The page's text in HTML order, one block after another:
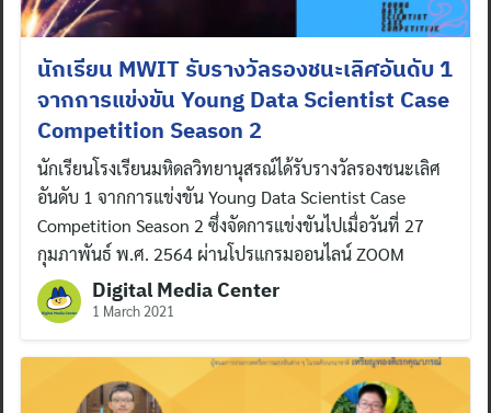
นักเรียน MWIT รับรางวัลรองชนะเลิศอันดับ 1
จากการแข่งขัน Young Data Scientist Case
Competition Season 2
นักเรียนโรงเรียนมหิดลวิทยานุสรณ์ได้รับรางวัลรองชนะเลิศ
อันดับ 1 จากการแข่งขัน Young Data Scientist Case
Competition Season 2 ซึ่งจัดการแข่งขันไปเมื่อวันที่ 27
กุมภาพันธ์ พ.ศ. 2564 ผ่านโปรแกรมออนไลน์ ZOOM
Digital Media Center
1 March 2021